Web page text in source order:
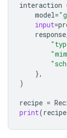
interaction
model=
input=
},
)
recipe =
print(recipe